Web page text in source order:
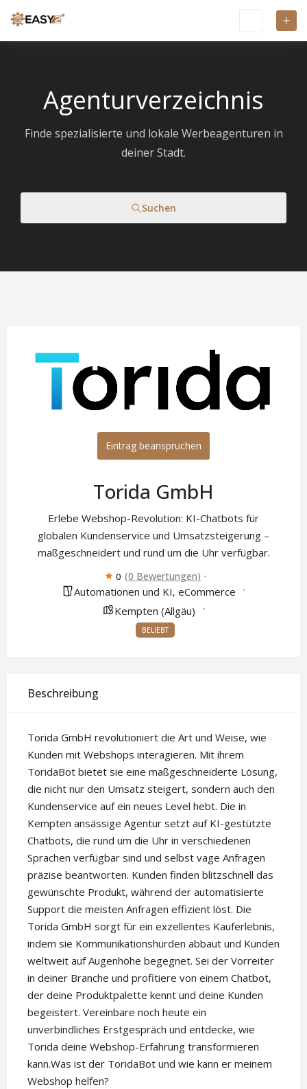
Agenturverzeichnis
Finde spezialisierte und lokale Werbeagenturen in
deiner Stadt.
Suchen
Eintrag beanspruchen
Torida GmbH
Erlebe Webshop-Revolution: KI-Chatbots für
globalen Kundenservice und Umsatzsteigerung –
maßgeschneidert und rund um die Uhr verfügbar.
0 (0 Bewertungen)
Automationen und KI, eCommerce
Kempten (Allgäu)
BELIEBT
Beschreibung
Torida GmbH revolutioniert die Art und Weise, wie
Kunden mit Webshops interagieren. Mit ihrem
ToridaBot bietet sie eine maßgeschneiderte Lösung,
die nicht nur den Umsatz steigert, sondern auch den
Kundenservice auf ein neues Level hebt. Die in
Kempten ansässige Agentur setzt auf KI-gestützte
Chatbots, die rund um die Uhr in verschiedenen
Sprachen verfügbar sind und selbst vage Anfragen
präzise beantworten. Kunden finden blitzschnell das
gewünschte Produkt, während der automatisierte
Support die meisten Anfragen effizient löst. Die
Torida GmbH sorgt für ein exzellentes Kauferlebnis,
indem sie Kommunikationshürden abbaut und Kunden
weltweit auf Augenhöhe begegnet. Sei der Vorreiter
in deiner Branche und profitiere von einem Chatbot,
der deine Produktpalette kennt und deine Kunden
begeistert. Vereinbare noch heute ein
unverbindliches Erstgespräch und entdecke, wie
Torida deine Webshop-Erfahrung transformieren
kann.Was ist der ToridaBot und wie kann er meinem
Webshop helfen?